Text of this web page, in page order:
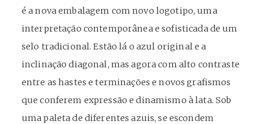
é a nova embalagem com novo logotipo, uma
interpretação contemporânea e sofisticada de um
selo tradicional. Estão lá o azul original e a
inclinação diagonal, mas agora com alto contraste
entre as hastes e terminações e novos grafismos
que conferem expressão e dinamismo à lata. Sob
uma paleta de diferentes azuis, se escondem